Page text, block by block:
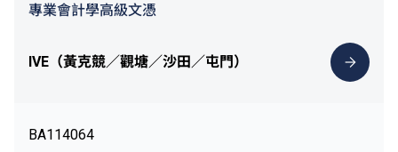
專業會計學高級文憑
IVE（黃克競／觀塘／沙田／屯門）
BA114064